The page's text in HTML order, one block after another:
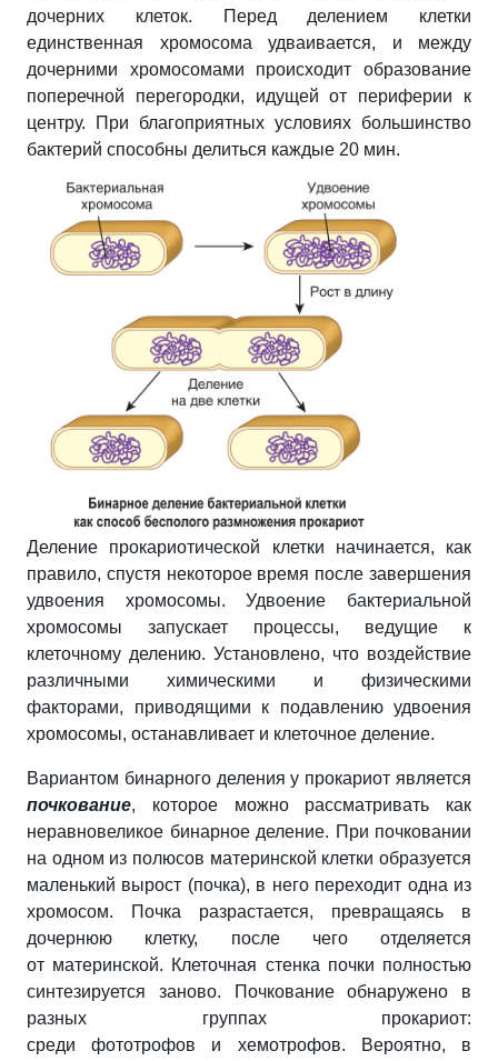
дочерних клеток. Перед делением клетки
единственная хромосома удваивается, и между
дочерними хромосомами происходит образование
поперечной перегородки, идущей от периферии к
центру. При благоприятных условиях большинство
бактерий способны делиться каждые 20 мин.
Деление прокариотической клетки начинается, как
правило, спустя некоторое время после завершения
удвоения хромосомы. Удвоение бактериальной
хромосомы запускает процессы, ведущие к
клеточному делению. Установлено, что воздействие
различными химическими и физическими
факторами, приводящими к подавлению удвоения
хромосомы, останавливает и клеточное деление.
Вариантом бинарного деления у прокариот является
почкование, которое можно рассматривать как
неравновеликое бинарное деление. При почковании
на одном из полюсов материнской клетки образуется
маленький вырост (почка), в него переходит одна из
хромосом. Почка разрастается, превращаясь в
дочернюю клетку, после чего отделяется
от материнской. Клеточная стенка почки полностью
синтезируется заново. Почкование обнаружено в
разных группах прокариот:
среди фототрофов и хемотрофов. Вероятно, в